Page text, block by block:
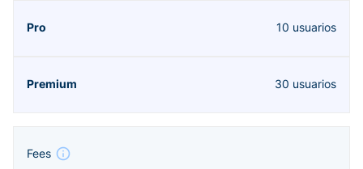
10 usuarios
30 usuarios
Fees